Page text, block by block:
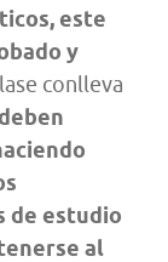
este
y
conlleva
de estudio
al